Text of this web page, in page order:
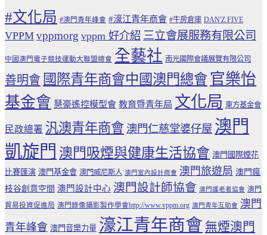
#文化局 #澳門青年峰會 #濠江青年商會 #牛房倉庫 DAN'Z FIVE
VPPM vppmorg vppm 好介紹 三立會展服務有限公司
中國澳門電子競技運動大聯盟總會 全藝社 南光國際會議展覽有限公司
善明會 國際青年商會中國澳門總會 官樂怡
基金會 慧豪遙控模型會 教育暨青年局 文化局 東方基金會
民政總署 汎澳青年商會 澳門仁慈堂婆仔屋 澳門
凱旋門 澳門吸煙與健康生活協會 澳門國際煙花
比賽匯演 澳門基金會 澳門威尼斯人 澳門室內設計商會 澳門旅遊局 澳門瘋
枝谷創意空間 澳門設計中心 澳門設計師協會 澳門護老者協會 澳門
貿易投資促進局 澳門錄像攝影製作學會http://www.vppm.org 澳門青年互助會 澳門
青年峰會 澳門音樂力量 濠江青年商會 無煙澳門